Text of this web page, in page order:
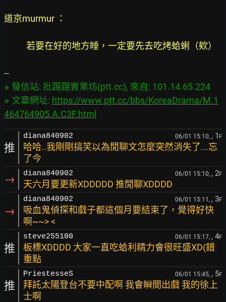
道京murmur ：
           若要在好的地方睡，一定要先去吃烤蛤蜊（欸）
※ 發信站: 批踢踢實業坊(ptt.cc), 來自: 101.14.65.224
※ 文章網址: https://www.ptt.cc/bbs/KoreaDrama/M.1
464764905.A.C3F.html
推
diana840902 06/01 15:10, , 1 F
哈哈..我剛剛搞笑以為閒聊文怎麼突然消失了...忘
了今
→ diana840902 06/01 15:10, , 2F
天六月要更新XDDDDD 推閒聊XDDDD
→
diana840902 06/01 15:11, , 3F
吸血鬼偵探和戲子都這個月要結束了，覺得好快
啊~~> <
推
steve255100 06/01 15:17, , 4F
板標XDDDD 大家一直吃蛤利精力會很旺盛XD(錯
重點
推
PriestesseS 06/01 15:45, , 5F
拜託太陽登台不要中配啊 我會瞬間出戲 我的徐上
士啊